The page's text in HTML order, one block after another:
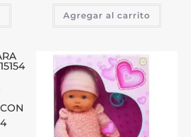
Agregar al carrito